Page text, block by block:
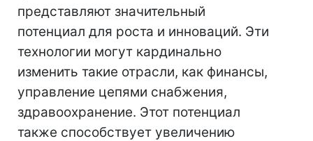
представляют значительный
потенциал для роста и инноваций. Эти
технологии могут кардинально
изменить такие отрасли, как финансы,
управление цепями снабжения,
здравоохранение. Этот потенциал
также способствует увеличению